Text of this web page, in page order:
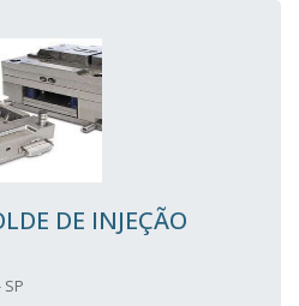
DE INJEÇÃO